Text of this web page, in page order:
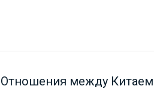
Отношения между